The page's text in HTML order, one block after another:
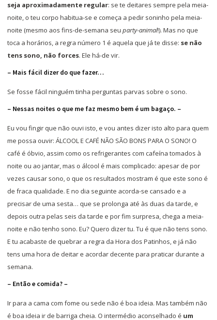
seja aproximadamente regular: se te deitares sempre pela meia-
noite, o teu corpo habitua-se e começa a pedir soninho pela meia-
noite (mesmo aos fins-de-semana seu party-animal!). Mas no que
toca a horários, a regra número 1 é aquela que já te disse: se não
tens sono, não forces. Ele há-de vir.
– Mais fácil dizer do que fazer…
Se fosse fácil ninguém tinha perguntas parvas sobre o sono.
– Nessas noites o que me faz mesmo bem é um bagaço. –
Eu vou fingir que não ouvi isto, e vou antes dizer isto alto para quem
me possa ouvir: ÁLCOOL E CAFÉ NÃO SÃO BONS PARA O SONO! O
café é óbvio, assim como os refrigerantes com cafeína tomados à
noite ou ao jantar, mas o álcool é mais complicado: apesar de por
vezes causar sono, o que os resultados mostram é que este sono é
de fraca qualidade. E no dia seguinte acorda-se cansado e a
precisar de uma sesta… que se prolonga até às duas da tarde, e
depois outra pelas seis da tarde e por fim surpresa, chega a meia-
noite e não tenho sono. Eu? Quero dizer tu. Tu é que não tens sono.
E tu acabaste de quebrar a regra da Hora dos Patinhos, e já não
tens uma hora de deitar e acordar decente para praticar durante a
semana.
– Então e comida? –
Ir para a cama com fome ou sede não é boa ideia. Mas também não
é boa ideia ir de barriga cheia. O intermédio aconselhado é um